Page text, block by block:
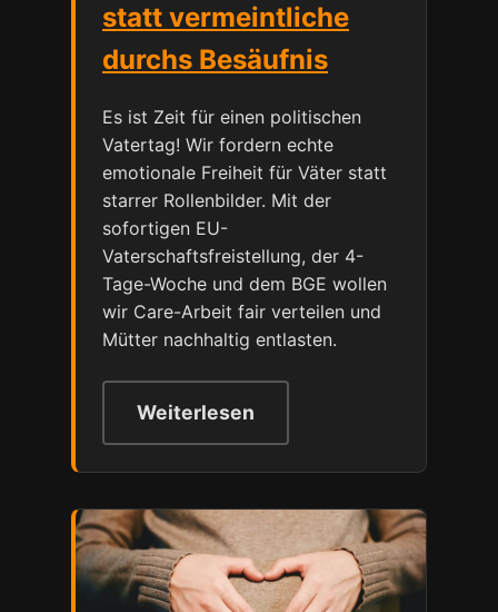
statt vermeintliche
durchs Besäufnis
Es ist Zeit für einen politischen
Vatertag! Wir fordern echte
emotionale Freiheit für Väter statt
starrer Rollenbilder. Mit der
sofortigen EU-
Vaterschaftsfreistellung, der 4-
Tage-Woche und dem BGE wollen
wir Care-Arbeit fair verteilen und
Mütter nachhaltig entlasten.
Weiterlesen